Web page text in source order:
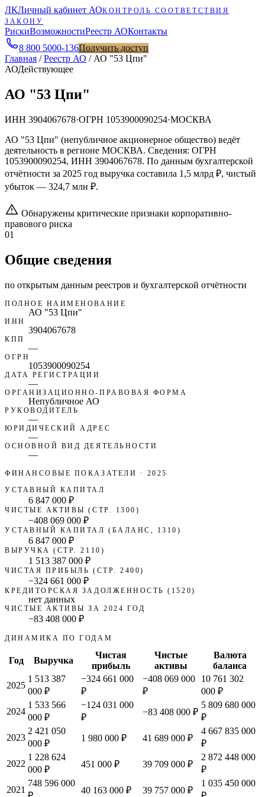
ЛКЛичный кабинет АОКОНТРОЛЬ СООТВЕТСТВИЯ
ЗАКОНУ
РискиВозможностиРеестр АОКонтакты
8 800 5000-136Получить доступ
Главная /Реестр АО / АО "53 Цпи"
АОДействующее
АО "53 Цпи"
ИНН 3904067678·ОГРН 1053900090254·МОСКВА
АО "53 Цпи" (непубличное акционерное общество) ведёт
деятельность в регионе МОСКВА. Сведения: ОГРН
1053900090254, ИНН 3904067678. По данным бухгалтерской
отчётности за 2025 год выручка составила 1,5 млрд ₽, чистый
убыток — 324,7 млн ₽.
Обнаружены критические признаки корпоративно-
правового риска
01
Общие сведения
по открытым данным реестров и бухгалтерской отчётности
ПОЛНОЕ НАИМЕНОВАНИЕ
АО "53 Цпи"
ИНН
3904067678
КПП
—
ОГРН
1053900090254
ДАТА РЕГИСТРАЦИИ
—
ОРГАНИЗАЦИОННО-ПРАВОВАЯ ФОРМА
Непубличное АО
РУКОВОДИТЕЛЬ
—
ЮРИДИЧЕСКИЙ АДРЕС
—
ОСНОВНОЙ ВИД ДЕЯТЕЛЬНОСТИ
—
ФИНАНСОВЫЕ ПОКАЗАТЕЛИ · 2025
УСТАВНЫЙ КАПИТАЛ
6 847 000 ₽
ЧИСТЫЕ АКТИВЫ (СТР. 1300)
−408 069 000 ₽
УСТАВНЫЙ КАПИТАЛ (БАЛАНС, 1310)
6 847 000 ₽
ВЫРУЧКА (СТР. 2110)
1 513 387 000 ₽
ЧИСТАЯ ПРИБЫЛЬ (СТР. 2400)
−324 661 000 ₽
КРЕДИТОРСКАЯ ЗАДОЛЖЕННОСТЬ (1520)
нет данных
ЧИСТЫЕ АКТИВЫ ЗА 2024 ГОД
−83 408 000 ₽
ДИНАМИКА ПО ГОДАМ
Год Выручка
Чистая
прибыль
Чистые
активы
Валюта
баланса
2025
1 513 387
000 ₽
−324 661 000
₽
−408 069 000
₽
10 761 302
000 ₽
2024
1 533 566
000 ₽
−124 031 000
₽
−83 408 000 ₽
5 809 680 000
₽
2023
2 421 050
000 ₽
1 980 000 ₽ 41 689 000 ₽
4 667 835 000
₽
2022
1 228 624
000 ₽
451 000 ₽ 39 709 000 ₽
2 872 448 000
₽
2021
748 596 000
40 163 000 ₽ 39 757 000 ₽
1 035 450 000